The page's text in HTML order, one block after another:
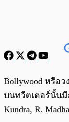
พร้อมเล่น
Bollywood หรือ
บนทวีตเตอร์นั้นมี
Kundra, R.